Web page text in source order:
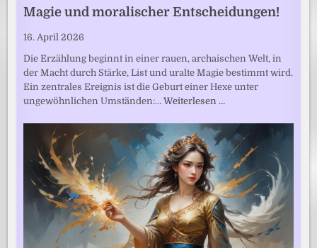
Magie und moralischer Entscheidungen!
16. April 2026
Die Erzählung beginnt in einer rauen, archaischen Welt, in
der Macht durch Stärke, List und uralte Magie bestimmt wird.
Ein zentrales Ereignis ist die Geburt einer Hexe unter
ungewöhnlichen Umständen:…Weiterlesen …